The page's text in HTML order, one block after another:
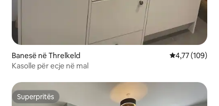
Banesë në Threlkeld Vlerësimi
4,77 (109)
Kasolle për ecje në mal
Superpritës
Superpritës